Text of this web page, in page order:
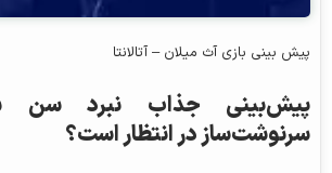
پیش بینی بازی آث میلان – آتالانتا
پیش‌بینی جذاب نبرد سن
سرنوشت‌ساز در انتظار است؟